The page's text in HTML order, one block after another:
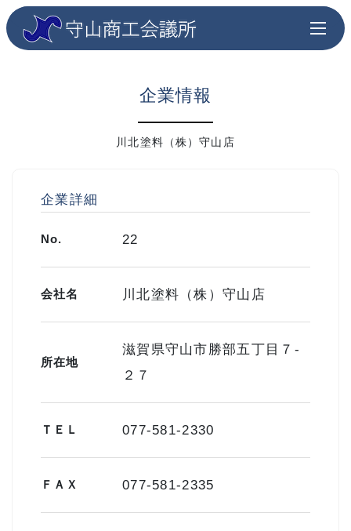
企業情報
川北塗料（株）守山店
企業詳細
No. 22
会社名 川北塗料（株）守山店
所在地
滋賀県守山市勝部五丁目７-
２７
ＴＥＬ 077-581-2330
ＦＡＸ 077-581-2335